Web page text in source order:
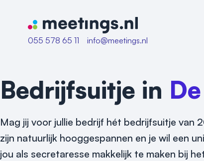
Naar home van Meetings
055 578 65 11
info@meetings.nl
Bedrijfsuitje in
Mag jij voor jullie bedrijf hét bedrijfsuitje van
zijn natuurlijk hooggespannen en je wil een
jou als secretaresse makkelijk te maken bij